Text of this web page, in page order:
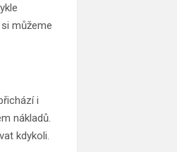
můžeme
i
nákladů.
kdykoli.